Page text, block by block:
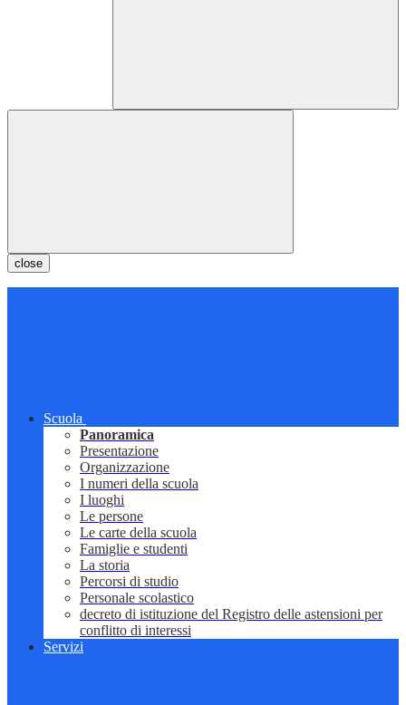
close
Scuola
Panoramica
Presentazione
Organizzazione
I numeri della scuola
I luoghi
Le persone
Le carte della scuola
Famiglie e studenti
La storia
Percorsi di studio
Personale scolastico
decreto di istituzione del Registro delle astensioni per
conflitto di interessi
Servizi